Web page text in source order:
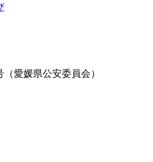
（愛媛県公安委員会）